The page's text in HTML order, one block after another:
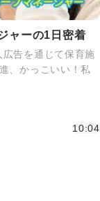
ャーの1日密着
広告を通じて保育施
、かっこいい！私
10:04